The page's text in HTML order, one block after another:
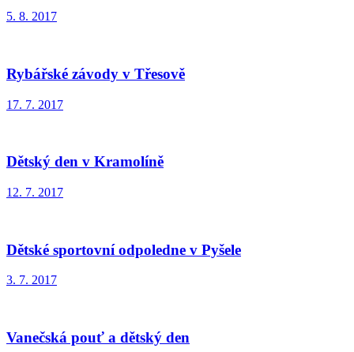
5. 8. 2017
Rybářské závody v Třesově
17. 7. 2017
Dětský den v Kramolíně
12. 7. 2017
Dětské sportovní odpoledne v Pyšele
3. 7. 2017
Vanečská pouť a dětský den